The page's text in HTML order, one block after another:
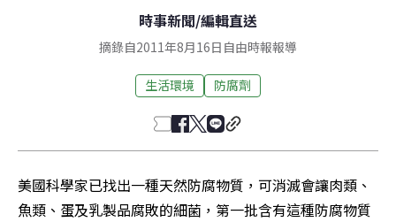
時事新聞/編輯直送
摘錄自2011年8月16日自由時報報導
生活環境 防腐劑
美國科學家已找出一種天然防腐物質，可消滅會讓肉類、
魚類、蛋及乳製品腐敗的細菌，第一批含有這種防腐物質